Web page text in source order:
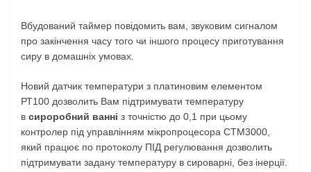
Вбудований таймер повідомить вам, звуковим сигналом
про закінчення часу того чи іншого процесу приготування
сиру в домашніх умовах.
Новий датчик температури з платиновим елементом
РТ100 дозволить Вам підтримувати температуру
в сироробний ванні з точністю до 0,1 при цьому
контролер під управлінням мікропроцесора СТМ3000,
який працює по протоколу ПІД регулювання дозволить
підтримувати задану температуру в сироварні, без інерції.